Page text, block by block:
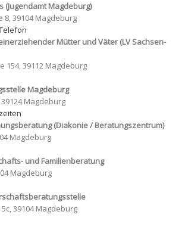
(Jugendamt Magdeburg)
8, 39104 Magdeburg
Mütter und Väter (LV Sachsen-
154, 39112 Magdeburg
Magdeburg
Magdeburg
(Diakonie / Beratungszentrum)
Magdeburg
und Familienberatung
Magdeburg
39104 Magdeburg